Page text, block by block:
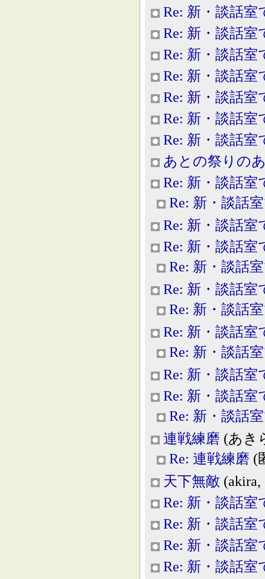
Re: 新・談話室
Re: 新・談話室
Re: 新・談話室
Re: 新・談話室
Re: 新・談話室
Re: 新・談話室
Re: 新・談話室
あとの祭りの
Re: 新・談話室
Re: 新・談話
Re: 新・談話室
Re: 新・談話室
Re: 新・談話
Re: 新・談話室
Re: 新・談話
Re: 新・談話室
Re: 新・談話
Re: 新・談話室
Re: 新・談話室
Re: 新・談話
連戦練磨 (あき
Re: 連戦練磨 (
天下無敵 (akira,
Re: 新・談話室
Re: 新・談話室
Re: 新・談話室
Re: 新・談話室